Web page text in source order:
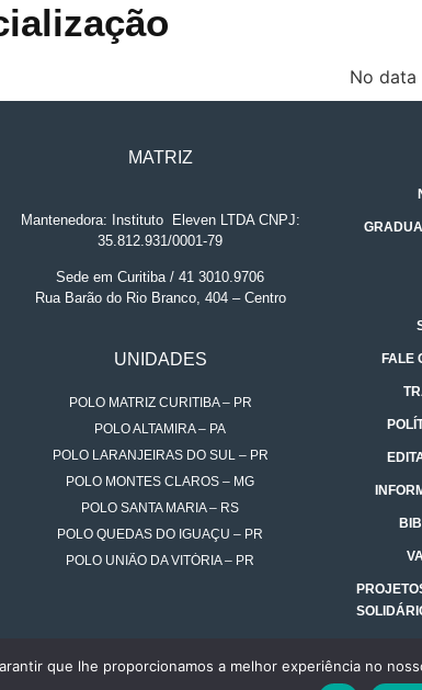
No data
MATRIZ
Mantenedora: Instituto.
Eleven LTDA CNPJ:
35.812.931/0001-79
Sede em Curitiba / 41 3010.9706
Rua Barão do Rio Branco, 404 – Centro
UNIDADES
POLO MATRIZ CURITIBA – PR
POLO ALTAMIRA – PA
POLO LARANJEIRAS DO SUL – PR
POLO MONTES CLAROS – MG
POLO SANTA MARIA – RS
POLO QUEDAS DO IGUAÇU – PR
POLO UNIÃO DA VITÓRIA – PR
FALE
que lhe proporcionamos a melhor experiência no